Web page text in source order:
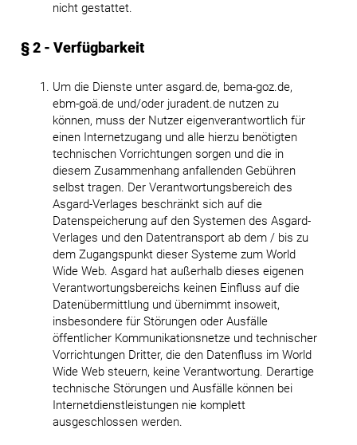
nicht gestattet.
§ 2 - Verfügbarkeit
Um die Dienste unter asgard.de, bema-goz.de,
ebm-goä.de und/oder juradent.de nutzen zu
können, muss der Nutzer eigenverantwortlich für
einen Internetzugang und alle hierzu benötigten
technischen Vorrichtungen sorgen und die in
diesem Zusammenhang anfallenden Gebühren
selbst tragen. Der Verantwortungsbereich des
Asgard-Verlages beschränkt sich auf die
Datenspeicherung auf den Systemen des Asgard-
Verlages und den Datentransport ab dem / bis zu
dem Zugangspunkt dieser Systeme zum World
Wide Web. Asgard hat außerhalb dieses eigenen
Verantwortungsbereichs keinen Einfluss auf die
Datenübermittlung und übernimmt insoweit,
insbesondere für Störungen oder Ausfälle
öffentlicher Kommunikationsnetze und technischer
Vorrichtungen Dritter, die den Datenfluss im World
Wide Web steuern, keine Verantwortung. Derartige
technische Störungen und Ausfälle können bei
Internetdienstleistungen nie komplett
ausgeschlossen werden.